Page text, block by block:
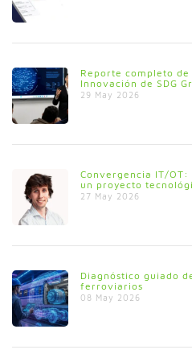
Reporte completo
Innovación de SDG
29 May 2026
Convergencia IT/
un proyecto
27 May 2026
Diagnóstico guiado
ferroviarios
08 May 2026